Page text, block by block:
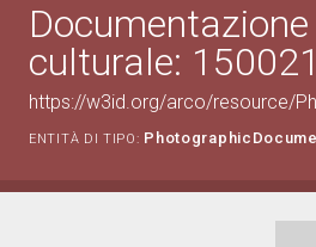
culturale:
https://w3id.org/arco/resource/
ENTITÀ DI TIPO: